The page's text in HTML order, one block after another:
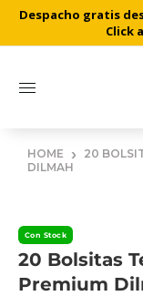
Cosechado a
Despacho gratis
Click
HOME ›
20
DILMAH
Con Stock
20 Bolsitas
Premium